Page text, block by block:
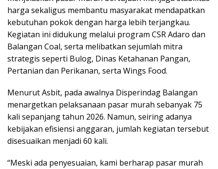
harga sekaligus membantu masyarakat mendapatkan
kebutuhan pokok dengan harga lebih terjangkau.
Kegiatan ini didukung melalui program CSR Adaro dan
Balangan Coal, serta melibatkan sejumlah mitra
strategis seperti Bulog, Dinas Ketahanan Pangan,
Pertanian dan Perikanan, serta Wings Food.
Menurut Asbit, pada awalnya Disperindag Balangan
menargetkan pelaksanaan pasar murah sebanyak 75
kali sepanjang tahun 2026. Namun, seiring adanya
kebijakan efisiensi anggaran, jumlah kegiatan tersebut
disesuaikan menjadi 60 kali.
“Meski ada penyesuaian, kami berharap pasar murah